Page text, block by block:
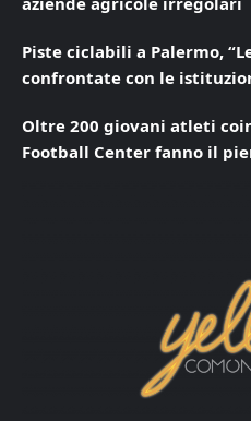
Piste ciclabili a Palermo,
confrontate con le
Oltre 200 giovani atleti
Football Center fanno il